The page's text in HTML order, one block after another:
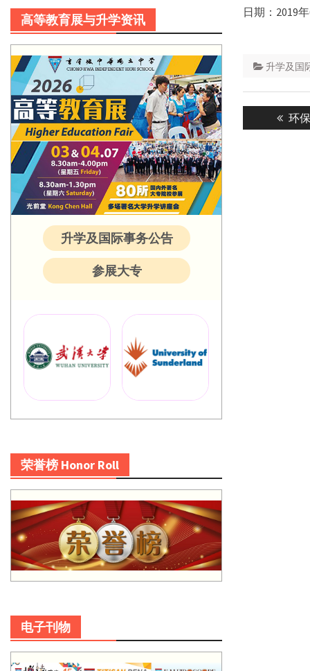
日期：2019
升学及国
Post
环
高等教育展与升学资讯
升学及国际事务公告
参展大专
荣誉榜 Honor Roll
电子刊物